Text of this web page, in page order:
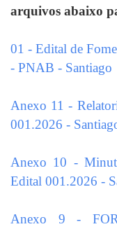
arquivos abaixo
01 - Edital de
- PNAB - Santiago
Anexo 11 -
001.2026 -
Anexo 10 -
Edital 001.2026 -
Anexo 9 -